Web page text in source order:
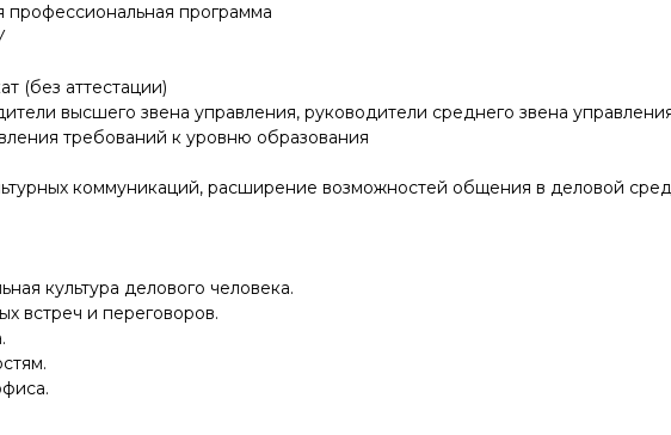
профессиональная программа
(без аттестации)
высшего звена управления, руководители среднего звена
требований к уровню образования
коммуникаций, расширение возможностей общения в деловой
культура делового человека.
встреч и переговоров.